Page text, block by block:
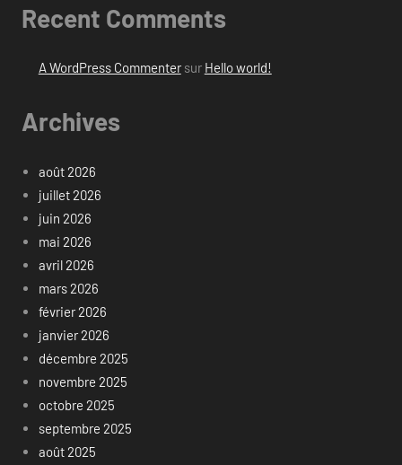
Recent Comments
A WordPress Commentersur Hello world!
Archives
août 2026
juillet 2026
juin 2026
mai 2026
avril 2026
mars 2026
février 2026
janvier 2026
décembre 2025
novembre 2025
octobre 2025
septembre 2025
août 2025